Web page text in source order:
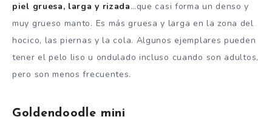
piel gruesa, larga y rizada…que casi forma un denso y
muy grueso manto. Es más gruesa y larga en la zona del
hocico, las piernas y la cola. Algunos ejemplares pueden
tener el pelo liso u ondulado incluso cuando son adultos,
pero son menos frecuentes.
Goldendoodle mini